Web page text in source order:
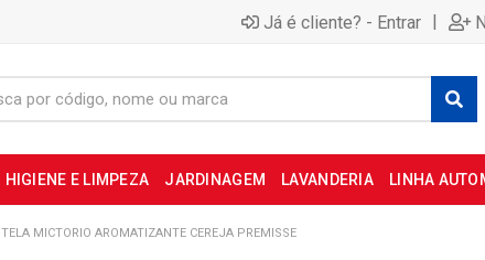
Já é cliente? - Entrar |
HIGIENE E LIMPEZA JARDINAGEM LAVANDERIA LINHA
TELA MICTORIO AROMATIZANTE CEREJA PREMISSE